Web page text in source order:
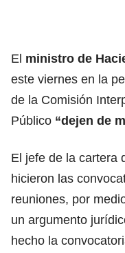
El ministro de
este viernes en la
de la Comisión
Público “dejen de
El jefe de la cartera
hicieron las
reuniones, por
un argumento
hecho la